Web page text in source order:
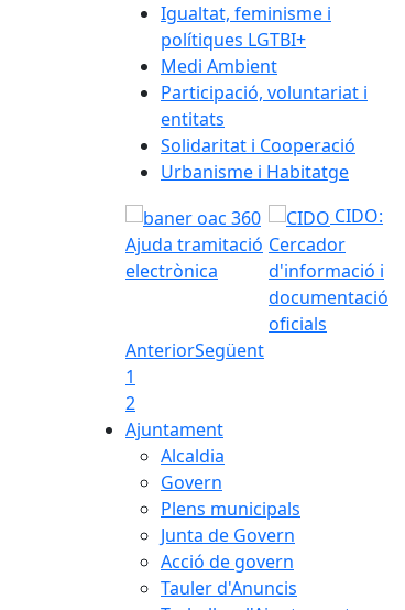
Igualtat, feminisme i
polítiques LGTBI+
Medi Ambient
Participació, voluntariat i
entitats
Solidaritat i Cooperació
Urbanisme i Habitatge
Ajuda tramitació
electrònica
CIDO:
Cercador
d'informació i
documentació
oficials
AnteriorSegüent
1
2
Ajuntament
Alcaldia
Govern
Plens municipals
Junta de Govern
Acció de govern
Tauler d'Anuncis